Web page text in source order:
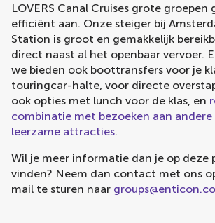
LOVERS Canal Cruises grote groepen
efficiënt aan. Onze steiger bij
Station is groot en gemakkelijk
direct naast al het openbaar vervoer.
we bieden ook boottransfers voor je
touringcar-halte, voor directe
ook opties met lunch voor de klas, en
combinatie met bezoeken aan andere
leerzame attracties.
Wil je meer informatie dan je op deze
vinden? Neem dan contact met ons
mail te sturen naar